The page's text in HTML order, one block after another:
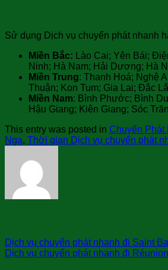
Sử dụng Dịch vụ chuyển phát nhanh
Miền Bắc: Lào Cai; Yên Bái;
Ninh; Hà Nam; Hải Dương; Hà
Miền Trung: Thanh Hoá; Nghệ
Thuận; Kon Tum; Gia Lai; Đắc
Miền Nam: Bình Phước; Bình
Hậu Giang; Kiên Giang; Sóc
This entry was posted in Chuyển Phát
Nga, Thời gian Dịch vụ chuyển phát
Dịch vụ chuyển phát nhanh đi Saint
Dịch vụ chuyển phát nhanh đi